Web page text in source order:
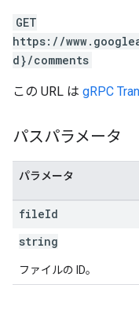
GET
https://
d}/comments
この URL は gRPC
パスパラメータ
パラメータ
fileId
string
ファイルの ID。